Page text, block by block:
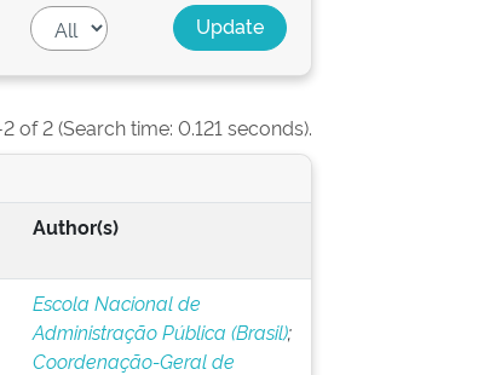
of 2 (Search time: 0.121 seconds).
Author(s)
Escola Nacional de
Administração Pública (Brasil);
Coordenação-Geral de